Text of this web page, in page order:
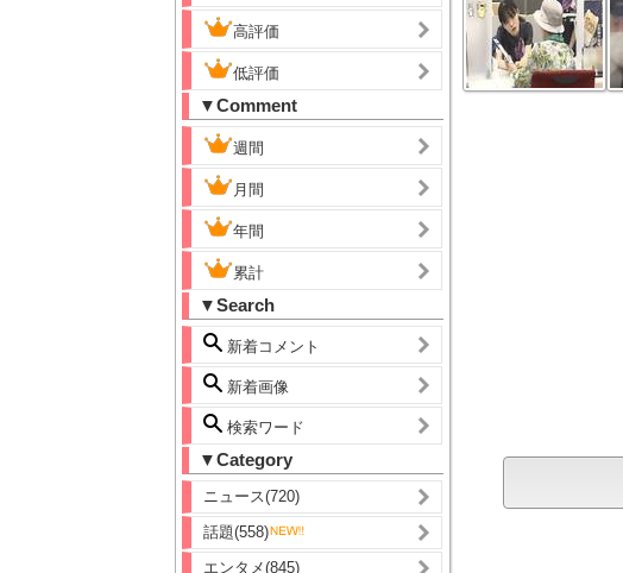
高評価
低評価
▼Comment
週間
月間
年間
累計
▼Search
新着コメント
新着画像
検索ワード
▼Category
ニュース(720)
話題(558)
エンタメ(845)